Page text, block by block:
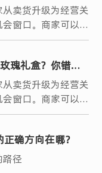
卖货升级为经营关
窗口。商家可以策
主题活动，用婚龄
瑰礼盒？你错过
卖货升级为经营关
窗口。商家可以策
主题活动，用婚龄
确方向在哪？
路径